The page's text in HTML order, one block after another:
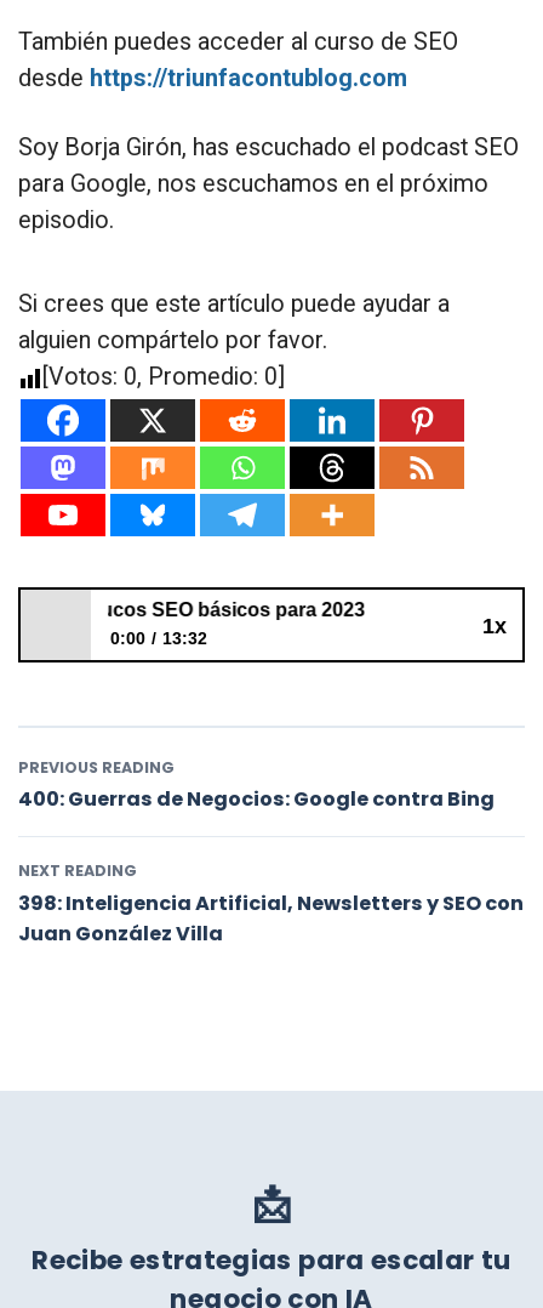
También puedes acceder al curso de SEO
desde https://triunfacontublog.com
Soy Borja Girón, has escuchado el podcast SEO
para Google, nos escuchamos en el próximo
episodio.
Si crees que este artículo puede ayudar a
alguien compártelo por favor.
[Votos: 0, Promedio: 0
1x
399: 7 Trucos SEO básicos para 2023
0:00 13:32
PREVIOUS READING
400: Guerras de Negocios: Google contra Bing
NEXT READING
398: Inteligencia Artificial, Newsletters y SEO con
Juan González Villa
📩
Recibe estrategias para escalar tu
negocio con IA